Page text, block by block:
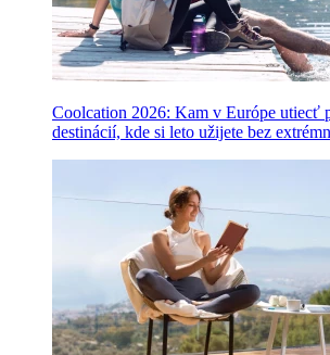
Coolcation 2026: Kam v Európe utiecť
destinácií, kde si leto užijete bez